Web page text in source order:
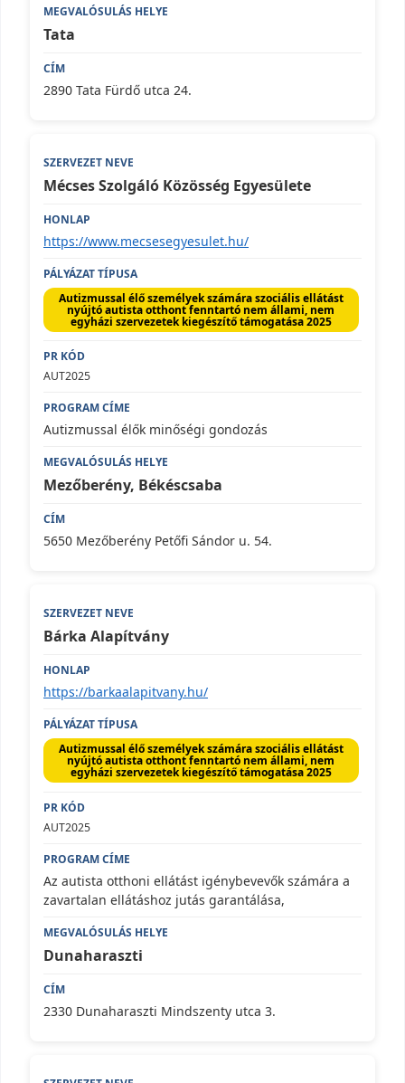
Tata
2890 Tata Fürdő utca 24.
Mécses Szolgáló Közösség Egyesülete
https://www.mecsesegyesulet.hu/
Autizmussal élő személyek számára szociális ellátást
nyújtó autista otthont fenntartó nem állami, nem
egyházi szervezetek kiegészítő támogatása 2025
AUT2025
Autizmussal élők minőségi gondozás
Mezőberény, Békéscsaba
5650 Mezőberény Petőfi Sándor u. 54.
Bárka Alapítvány
https://barkaalapitvany.hu/
Autizmussal élő személyek számára szociális ellátást
nyújtó autista otthont fenntartó nem állami, nem
egyházi szervezetek kiegészítő támogatása 2025
AUT2025
Az autista otthoni ellátást igénybevevők számára a
zavartalan ellátáshoz jutás garantálása,
Dunaharaszti
2330 Dunaharaszti Mindszenty utca 3.